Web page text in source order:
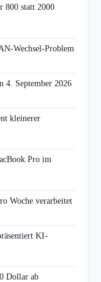
800 statt 2000
Wechsel-Problem
4. September 2026
kleinerer
Pro im
Woche verarbeitet
KI-
Dollar ab